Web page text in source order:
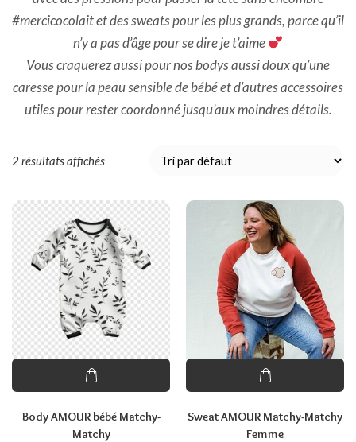
#mercicocolait et des sweats pour les plus grands, parce qu’il
n’y a pas d’âge pour se dire je t’aime
Vous craquerez aussi pour nos bodys aussi doux qu’une
caresse pour la peau sensible de bébé et d’autres accessoires
utiles pour rester coordonné jusqu’aux moindres détails.
2 résultats affichés
Body AMOUR bébé Matchy-
Matchy
Sweat AMOUR Matchy-Matchy
Femme